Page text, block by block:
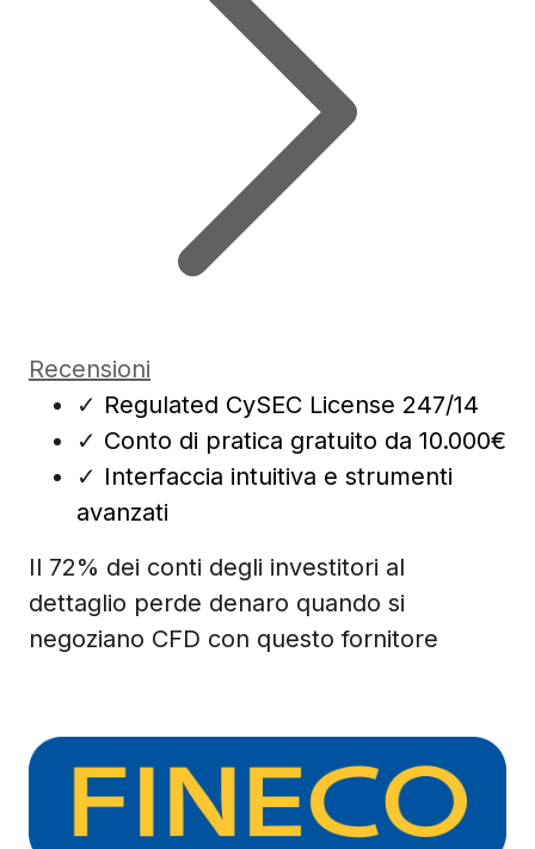
Recensioni
✓ Regulated CySEC License 247/14
✓ Conto di pratica gratuito da 10.000€
✓ Interfaccia intuitiva e strumenti
avanzati
Il 72% dei conti degli investitori al
dettaglio perde denaro quando si
negoziano CFD con questo fornitore